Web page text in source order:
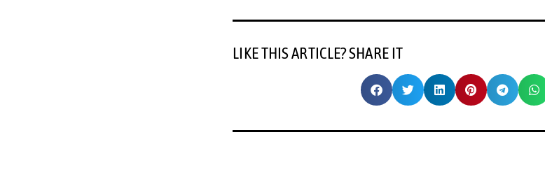
LIKE THIS ARTICLE? SHARE IT